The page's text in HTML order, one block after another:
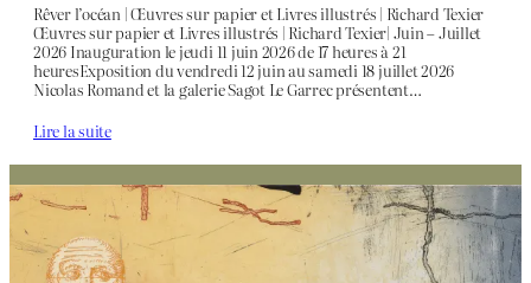
Rêver l’océan | Œuvres sur papier et Livres illustrés | Richard Texier
Œuvres sur papier et Livres illustrés | Richard Texier| Juin – Juillet
2026 Inauguration le jeudi 11 juin 2026 de 17 heures à 21
heuresExposition du vendredi 12 juin au samedi 18 juillet 2026
Nicolas Romand et la galerie Sagot Le Garrec présentent…
Lire la suite